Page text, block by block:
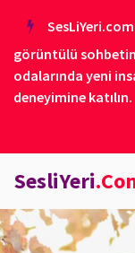
görüntülü
odalarında yeni
deneyimine katılın.
SesliYeri